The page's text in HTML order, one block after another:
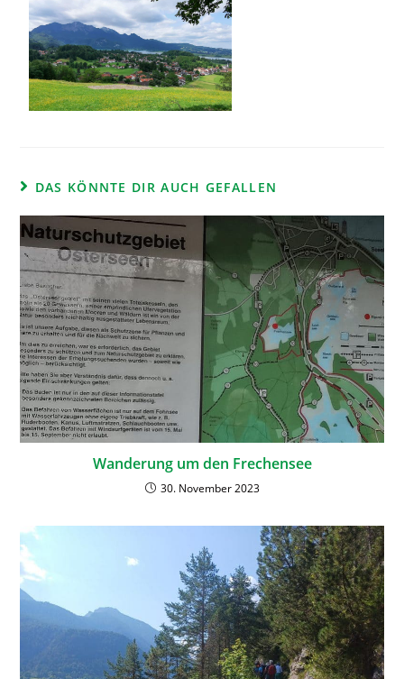
DAS KÖNNTE DIR AUCH GEFALLEN
Wanderung um den Frechensee
30. November 2023